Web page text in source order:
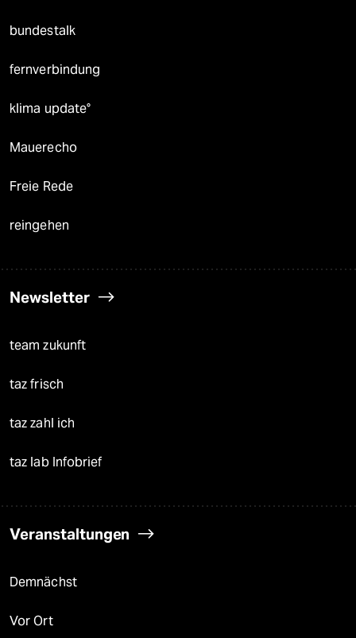
bundestalk
fernverbindung
klima update°
Mauerecho
Freie Rede
reingehen
Newsletter
team zukunft
taz frisch
taz zahl ich
taz lab Infobrief
Veranstaltungen
Demnächst
Vor Ort